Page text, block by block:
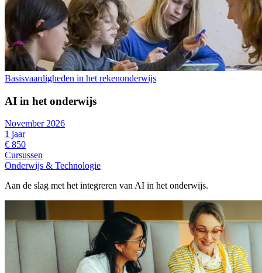
Basisvaardigheden in het rekenonderwijs
AI in het onderwijs
November 2026
1 jaar
€ 850
Cursussen
Onderwijs & Technologie
Aan de slag met het integreren van AI in het onderwijs.